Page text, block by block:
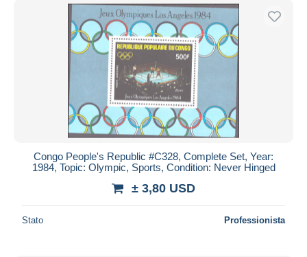
Congo People's Republic #C328, Complete Set, Year:
1984, Topic: Olympic, Sports, Condition: Never Hinged
± 3,80 USD
Stato Professionista